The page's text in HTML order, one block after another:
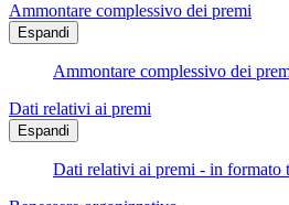
Ammontare complessivo dei premi
Espandi
Ammontare complessivo dei
Dati relativi ai premi
Espandi
Dati relativi ai premi - in formato